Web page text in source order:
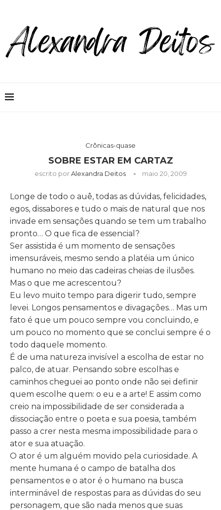
Crônicas-quase
SOBRE ESTAR EM CARTAZ
escrito porAlexandra Deitos maio 20, 2009
Longe de todo o auê, todas as dúvidas, felicidades,
egos, dissabores e tudo o mais de natural que nos
invade em sensações quando se tem um trabalho
pronto… O que fica de essencial?
Ser assistida é um momento de sensações
imensuráveis, mesmo sendo a platéia um único
humano no meio das cadeiras cheias de ilusões.
Mas o que me acrescentou?
Eu levo muito tempo para digerir tudo, sempre
levei. Longos pensamentos e divagações… Mas um
fato é que um pouco sempre vou concluindo, e
um pouco no momento que se conclui sempre é o
todo daquele momento.
É de uma natureza invisível a escolha de estar no
palco, de atuar. Pensando sobre escolhas e
caminhos cheguei ao ponto onde não sei definir
quem escolhe quem: o eu e a arte! E assim como
creio na impossibilidade de ser considerada a
dissociação entre o poeta e sua poesia, também
passo a crer nesta mesma impossibilidade para o
ator e sua atuação.
O ator é um alguém movido pela curiosidade. A
mente humana é o campo de batalha dos
pensamentos e o ator é o humano na busca
interminável de respostas para as dúvidas do seu
personagem, que são nada menos que suas